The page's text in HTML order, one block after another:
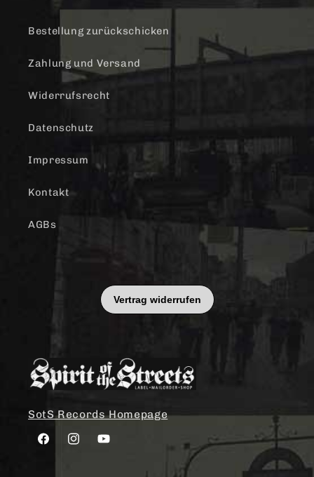
Bestellung zurückschicken
Zahlung und Versand
Widerrufsrecht
Datenschutz
Impressum
Kontakt
AGBs
SotS Records Homepage
FacebookInstagramYouTube